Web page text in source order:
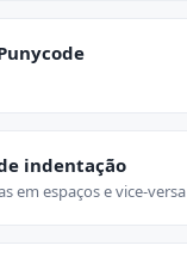
indentação
em espaços e vice-versa